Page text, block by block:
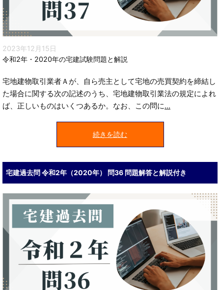
2023年12月15日
令和2年・2020年の宅建試験問題と解説
宅地建物取引業者Ａが、自ら売主として宅地の売買契約を締結し
た場合に関する次の記述のうち、宅地建物取引業法の規定によれ
ば、正しいものはいくつあるか。なお、この問に...
続きを読む
宅建過去問 令和2年（2020年） 問36 問題解答と解説付き